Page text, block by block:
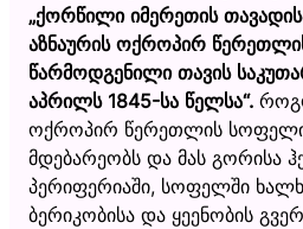
„ქორწილი იმერეთის
აზნაურის ოქროპირ
წარმოდგენილი თავის
აპრილს 1845-სა წელსა“.
ოქროპირ წერეთლის
მდებარეობს და მას გორისა
პერიფერიაში, სოფელში
ბერიკობისა და ყეენობის